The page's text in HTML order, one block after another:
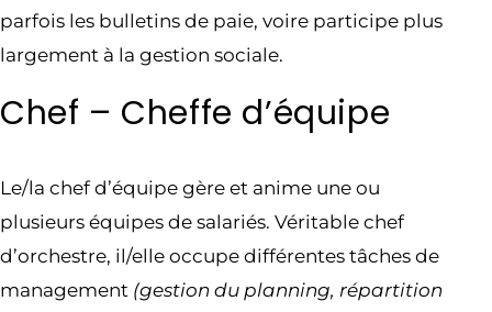
parfois les bulletins de paie, voire participe plus
largement à la gestion sociale.
Chef – Cheffe d’équipe
Le/la chef d’équipe gère et anime une ou
plusieurs équipes de salariés. Véritable chef
d’orchestre, il/elle occupe différentes tâches de
management (gestion du planning, répartition